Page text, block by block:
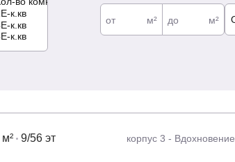
от м² до м²
9/56 эт корпус 3 - Вдохновение